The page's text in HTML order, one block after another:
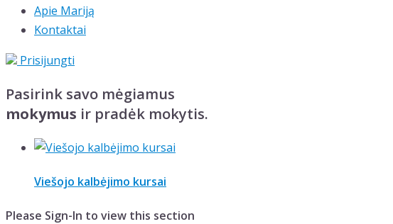
Apie Mariją
Kontaktai
Prisijungti
Pasirink savo mėgiamus
mokymus ir pradėk mokytis.
Viešojo kalbėjimo kursai
Please Sign-In to view this section